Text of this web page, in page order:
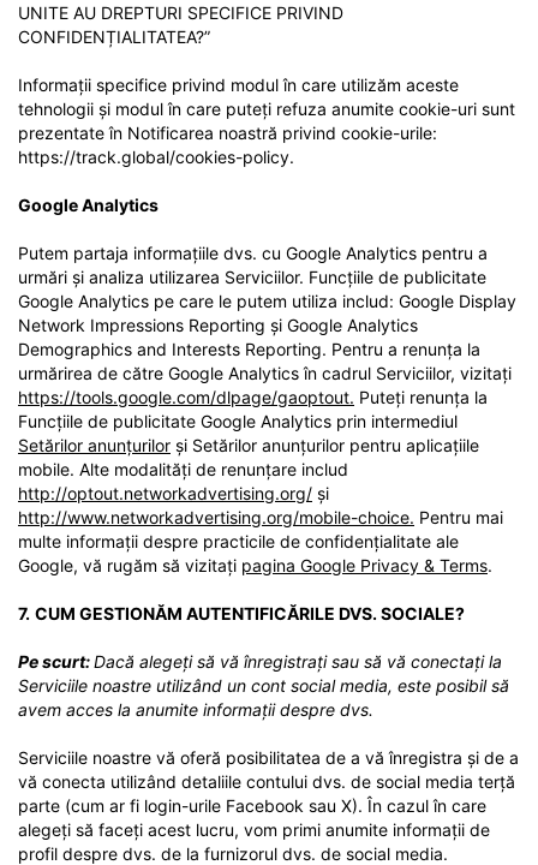
UNITE AU DREPTURI SPECIFICE PRIVIND
CONFIDENȚIALITATEA?”
Informații specifice privind modul în care utilizăm aceste
tehnologii și modul în care puteți refuza anumite cookie-uri sunt
prezentate în Notificarea noastră privind cookie-urile:
https://track.global/cookies-policy.
Google Analytics
Putem partaja informațiile dvs. cu Google Analytics pentru a
urmări și analiza utilizarea Serviciilor. Funcțiile de publicitate
Google Analytics pe care le putem utiliza includ: Google Display
Network Impressions Reporting și Google Analytics
Demographics and Interests Reporting. Pentru a renunța la
urmărirea de către Google Analytics în cadrul Serviciilor, vizitați
https://tools.google.com/dlpage/gaoptout. Puteți renunța la
Funcțiile de publicitate Google Analytics prin intermediul
Setărilor anunțurilor și Setărilor anunțurilor pentru aplicațiile
mobile. Alte modalități de renunțare includ
http://optout.networkadvertising.org/ și
http://www.networkadvertising.org/mobile-choice. Pentru mai
multe informații despre practicile de confidențialitate ale
Google, vă rugăm să vizitați pagina Google Privacy & Terms.
7. CUM GESTIONĂM AUTENTIFICĂRILE DVS. SOCIALE?
Pe scurt:Dacă alegeți să vă înregistrați sau să vă conectați la
Serviciile noastre utilizând un cont social media, este posibil să
avem acces la anumite informații despre dvs.
Serviciile noastre vă oferă posibilitatea de a vă înregistra și de a
vă conecta utilizând detaliile contului dvs. de social media terță
parte (cum ar fi login-urile Facebook sau X). În cazul în care
alegeți să faceți acest lucru, vom primi anumite informații de
profil despre dvs. de la furnizorul dvs. de social media.